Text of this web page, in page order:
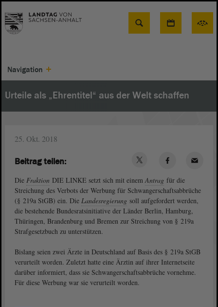
Suche
Navigation
Urteile als „Ehrentitel“ aus der Welt schaffen
25. Okt. 2018
Die Fraktion DIE LINKE setzt sich mit einemAntrag für die
Streichung des Verbots der Werbung für Schwangerschaftsabbrüche
(§ 219a StGB) ein. Die Landesregierung soll aufgefordert werden,
die bestehende Bundesratsinitiative der Länder Berlin, Hamburg,
Thüringen, Brandenburg und Bremen zur Streichung von § 219a
Strafgesetzbuch zu unterstützen.
Bislang seien zwei Ärzte in Deutschland auf Basis des § 219a StGB
verurteilt worden. Zuletzt hatte eine Ärztin auf ihrer Internetseite
darüber informiert, dass sie Schwangerschaftsabbrüche vornehme.
Für diese Werbung war sie verurteilt worden.
Beitrag teilen: